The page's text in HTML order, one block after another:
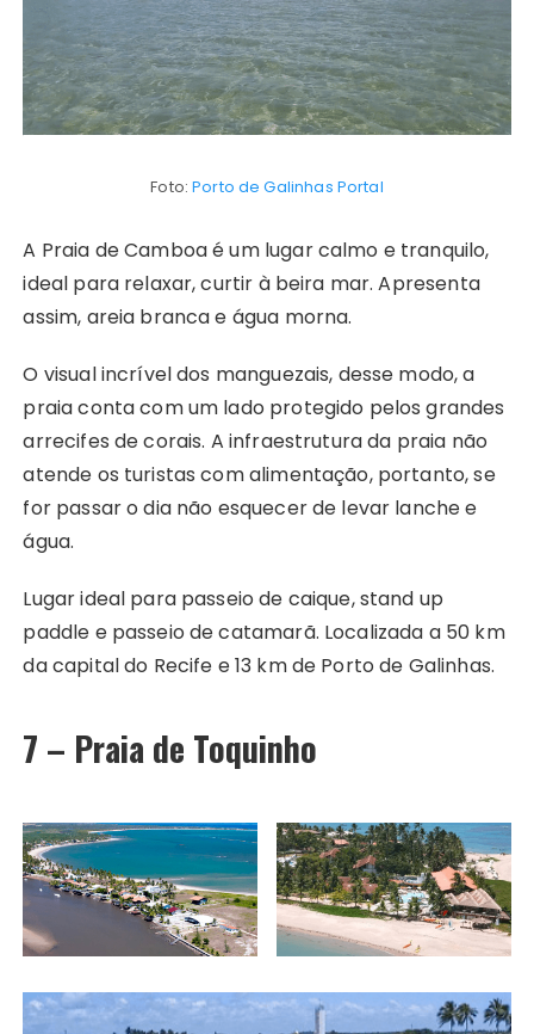
Foto:Porto de Galinhas Portal
A Praia de Camboa é um lugar calmo e tranquilo,
ideal para relaxar, curtir à beira mar. Apresenta
assim, areia branca e água morna.
O visual incrível dos manguezais, desse modo, a
praia conta com um lado protegido pelos grandes
arrecifes de corais. A infraestrutura da praia não
atende os turistas com alimentação, portanto, se
for passar o dia não esquecer de levar lanche e
água.
Lugar ideal para passeio de caique, stand up
paddle e passeio de catamarã. Localizada a 50 km
da capital do Recife e 13 km de Porto de Galinhas.
7 – Praia de Toquinho